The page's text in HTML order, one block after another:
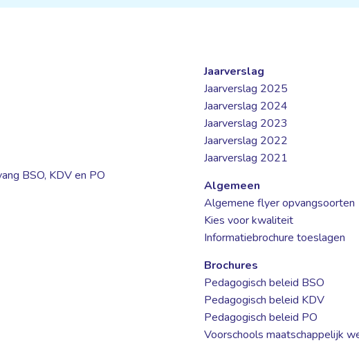
BSO, KDV en PO
Jaarverslag
Jaarverslag 2025
Jaarverslag 2024
Jaarverslag 2023
Jaarverslag 2022
Jaarverslag 2021
Algemeen
Algemene flyer opvangsoorten
Kies voor kwaliteit
Informatiebrochure toeslagen
Brochures
Pedagogisch beleid BSO
Pedagogisch beleid KDV
Pedagogisch beleid PO
Voorschools maatschappelijk